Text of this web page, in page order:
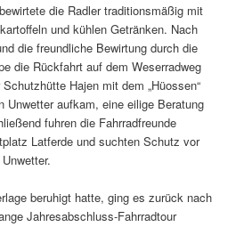
die Radler traditionsmäßig mit
und kühlen Getränken. Nach
die freundliche Bewirtung durch die
die Rückfahrt auf dem Weserradweg
Hajen mit dem „Hüossen“
Unwetter aufkam, eine eilige Beratung
fuhren die Fahrradfreunde
Latferde und suchten Schutz vor
beruhigt hatte, ging es zurück nach
Jahresabschluss-Fahrradtour